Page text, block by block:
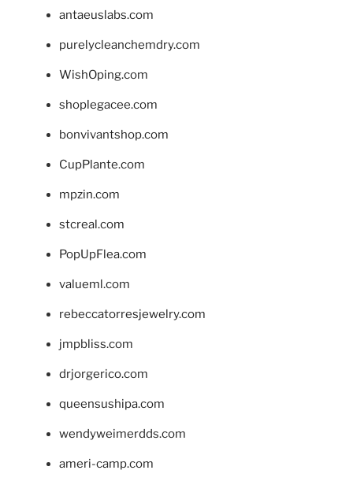
antaeuslabs.com
purelycleanchemdry.com
WishOping.com
shoplegacee.com
bonvivantshop.com
CupPlante.com
mpzin.com
stcreal.com
PopUpFlea.com
valueml.com
rebeccatorresjewelry.com
jmpbliss.com
drjorgerico.com
queensushipa.com
wendyweimerdds.com
ameri-camp.com